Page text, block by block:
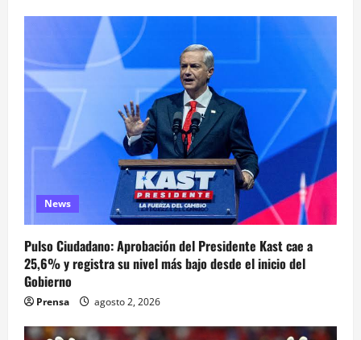
News
Pulso Ciudadano: Aprobación del Presidente Kast cae a
25,6% y registra su nivel más bajo desde el inicio del
Gobierno
Prensa agosto 2, 2026